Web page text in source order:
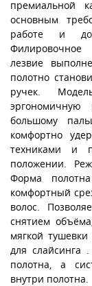
премиальной
основным
работе и
лезвие
полотно
ручек.
большому
комфортно
техниками и
положении.
Форма
комфортный
волос.
снятием
мягкой
для слайсинга
полотна, а
внутри полотна.